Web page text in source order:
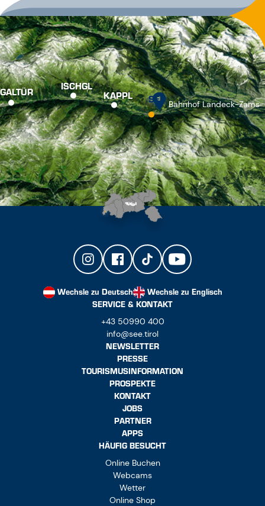
GALTÜR ISCHGL
KAPPL SEE Bahnhof Landeck-Zams
Wechsle zu Deutsch
Wechsle zu Englisch
SERVICE & KONTAKT
+43 50990 400
info@see.tirol
NEWSLETTER
PRESSE
TOURISMUSINFORMATION
PROSPEKTE
KONTAKT
JOBS
PARTNER
APPS
HÄUFIG BESUCHT
Online Buchen
Webcams
Wetter
Online Shop